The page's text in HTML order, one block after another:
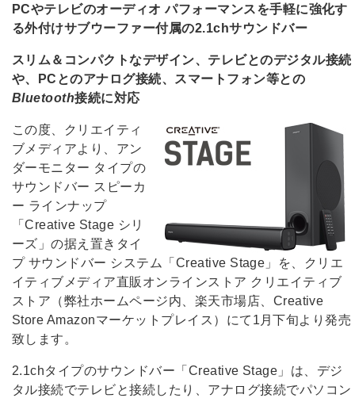
PCやテレビのオーディオ パフォーマンスを手軽に強化す
る外付けサブウーファー付属の2.1chサウンドバー
スリム＆コンパクトなデザイン、テレビとのデジタル接続
や、PCとのアナログ接続、スマートフォン等との
Bluetooth接続に対応
この度、クリエイティ
ブメディアより、アン
ダーモニター タイプの
サウンドバー スピーカ
ー ラインナップ
「Creative Stage シリ
ーズ」の据え置きタイ
プ サウンドバー システム「Creative Stage」を、クリエ
イティブメディア直販オンラインストア クリエイティブ
ストア（弊社ホームページ内、楽天市場店、Creative
Store Amazonマーケットプレイス）にて1月下旬より発売
致します。
2.1chタイプのサウンドバー「Creative Stage」は、デジ
タル接続でテレビと接続したり、アナログ接続でパソコン